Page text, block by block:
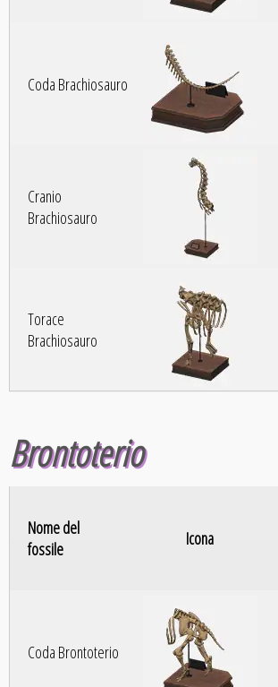
Coda Brachiosauro
Cranio
Brachiosauro
Torace
Brachiosauro
Brontoterio
Nome del
fossile
Icona
Coda Brontoterio